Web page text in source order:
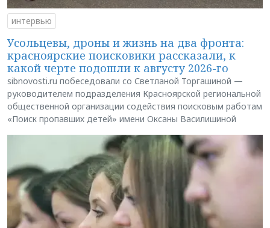
интервью
Усольцевы, дроны и жизнь на два фронта:
красноярские поисковики рассказали, к
какой черте подошли к августу 2026-го
sibnovosti.ru побеседовали со Светланой Торгашиной —
руководителем подразделения Красноярской региональной
общественной организации содействия поисковым работам
«Поиск пропавших детей» имени Оксаны Василишиной